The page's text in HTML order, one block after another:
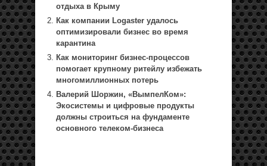
отдыха в Крыму
Как компании Logaster удалось
оптимизировали бизнес во время
карантина
Как мониторинг бизнес-процессов
помогает крупному ритейлу избежать
многомиллионных потерь
Валерий Шоржин, «ВымпелКом»:
Экосистемы и цифровые продукты
должны строиться на фундаменте
основного телеком-бизнеса